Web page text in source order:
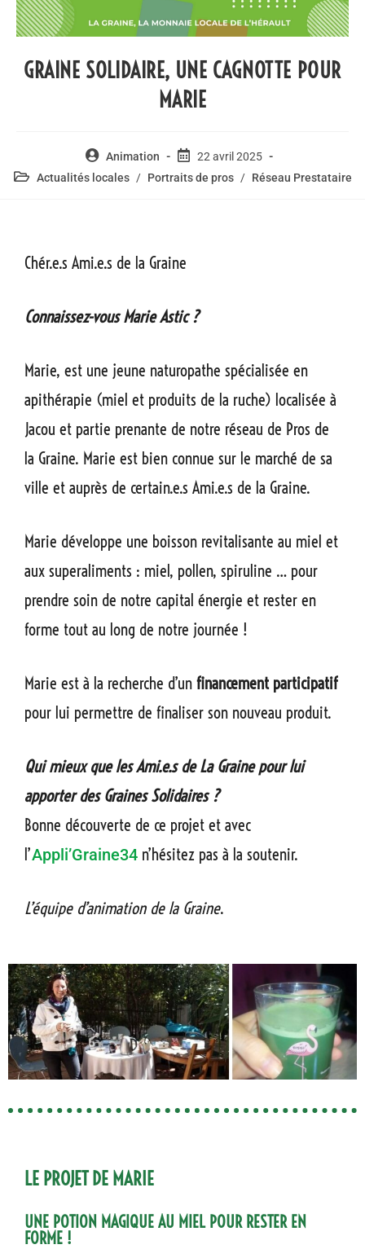
GRAINE SOLIDAIRE, UNE CAGNOTTE POUR
MARIE
Animation
22 avril 2025
Actualités locales / Portraits de pros / Réseau Prestataire
Chér.e.s Ami.e.s de la Graine
Connaissez-vous Marie Astic ?
Marie, est une jeune naturopathe spécialisée en
apithérapie (miel et produits de la ruche) localisée à
Jacou et partie prenante de notre réseau de Pros de
la Graine. Marie est bien connue sur le marché de sa
ville et auprès de certain.e.s Ami.e.s de la Graine.
Marie développe une boisson revitalisante au miel et
aux superaliments : miel, pollen, spiruline … pour
prendre soin de notre capital énergie et rester en
forme tout au long de notre journée !
Marie est à la recherche d’un financement participatif
pour lui permettre de finaliser son nouveau produit.
Qui mieux que les Ami.e.s de La Graine pour lui
apporter des Graines Solidaires ?
Bonne découverte de ce projet et avec
l’Appli’Graine34 n’hésitez pas à la soutenir.
L’équipe d’animation de la Graine.
LE PROJET DE MARIE
UNE POTION MAGIQUE AU MIEL POUR RESTER EN
FORME !